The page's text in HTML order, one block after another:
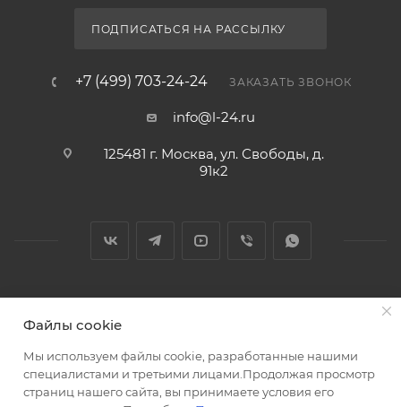
ПОДПИСАТЬСЯ НА РАССЫЛКУ
+7 (499) 703-24-24 ЗАКАЗАТЬ ЗВОНОК
info@l-24.ru
125481 г. Москва, ул. Свободы, д.
91к2
Файлы cookie
Мы используем файлы cookie, разработанные нашими
специалистами и третьими лицами.Продолжая просмотр
страниц нашего сайта, вы принимаете условия его